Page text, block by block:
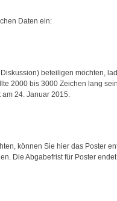
Daten ein:
beteiligen möchten,
2000 bis 3000 Zeichen lang
24. Januar 2015.
können Sie hier das Poster
Die Abgabefrist für Poster